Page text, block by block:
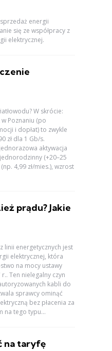
energii
się ze współpracy z
elektrycznej.
W skrócie:
Poznaniu (po
i dopłat) to zwykle
zł dla 1 Gb/s.
aktywacja
(+20–25
4,99 zł/mies.), wzrost
prądu? Jakie
energetycznych jest
elektrycznej, która
na mocy ustawy
Ten nielegalny czyn
kabli do
sprawcy ominąć
bez płacenia za
na tego typu...
na taryfę